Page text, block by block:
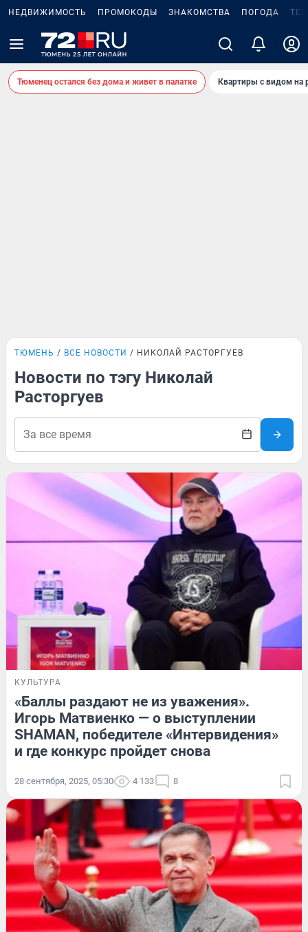
НЕДВИЖИМОСТЬ ПРОМОКОДЫ ЗНАКОМСТВА ПОГОДА
Тюменец остался без дома и живет в палатке Квартиры с видом на
ТЮМЕНЬ ВСЕ НОВОСТИ НИКОЛАЙ РАСТОРГУЕВ
Новости по тэгу Николай
Расторгуев
КУЛЬТУРА
«Баллы раздают не из уважения».
Игорь Матвиенко — о выступлении
SHAMAN, победителе «Интервидения»
и где конкурс пройдет снова
28 сентября, 2025, 05:30 4 133 8